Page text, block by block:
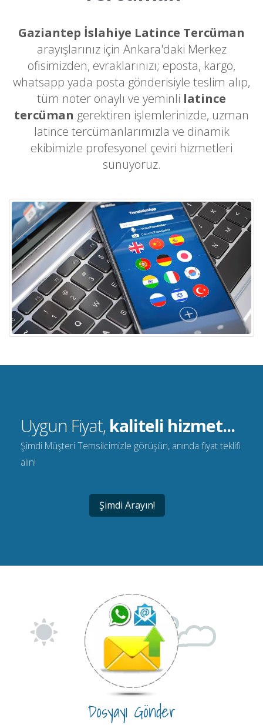
Gaziantep İslahiye Latince Tercüman
arayışlarınız için Ankara'daki Merkez
ofisimizden, evraklarınızı; eposta, kargo,
whatsapp yada posta gönderisiyle teslim alıp,
tüm noter onaylı ve yeminli latince
tercüman gerektiren işlemlerinizde, uzman
latince tercümanlarımızla ve dinamik
ekibimizle profesyonel çeviri hizmetleri
sunuyoruz.
Uygun Fiyat, kaliteli hizmet...
Şimdi Müşteri Temsilcimizle görüşün, anında fiyat teklifi
alın!
Şimdi Arayın!
Dosyayı Gönder